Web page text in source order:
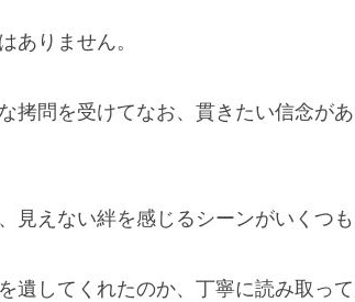
ありません。
拷問を受けてなお、貫きたい信念が
見えない絆を感じるシーンがいくつも
遺してくれたのか、丁寧に読み取っ